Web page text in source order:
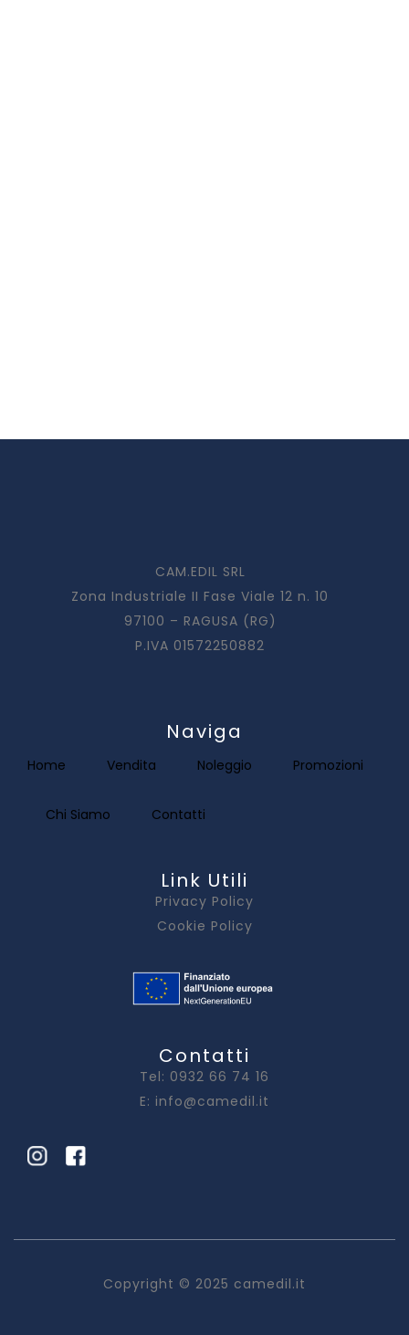
CAM.EDIL SRL
Zona Industriale II Fase Viale 12 n. 10
97100 – RAGUSA (RG)
P.IVA 01572250882
Naviga
Home Vendita Noleggio Promozioni
Chi Siamo Contatti
Link Utili
Privacy Policy
Cookie Policy
Contatti
Tel: 0932 66 74 16
E: info@camedil.it
Copyright © 2025 camedil.it